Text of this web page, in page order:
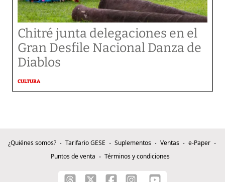
Chitré junta delegaciones en el
Gran Desfile Nacional Danza de
Diablos
CULTURA
¿Quiénes somos? Tarifario GESE Suplementos Ventas
e-Paper
Puntos de venta
Términos y condiciones